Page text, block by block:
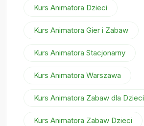
Kurs Animatora Dzieci
Kurs Animatora Gier i Zabaw
Kurs Animatora Stacjonarny
Kurs Animatora Warszawa
Kurs Animatora Zabaw dla Dzieci
Kurs Animatora Zabaw Dzieci